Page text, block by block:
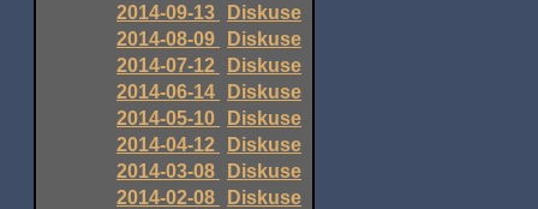
2014-09-13
Diskuse
2014-08-09
Diskuse
2014-07-12
Diskuse
2014-06-14
Diskuse
2014-05-10
Diskuse
2014-04-12
Diskuse
2014-03-08
Diskuse
2014-02-08
Diskuse